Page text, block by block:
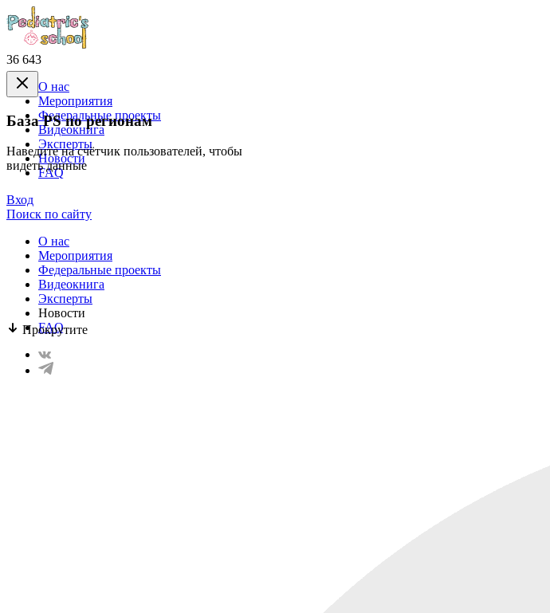
36 643
База PS по регионам
Наведите на счётчик пользователей, чтобы
видеть данные
Прокрутите
О нас
Mероприятия
Федеральные проекты
Видеокнига
Эксперты
Новости
FAQ
Вход
Поиск по сайту
О нас
Mероприятия
Федеральные проекты
Видеокнига
Эксперты
Новости
FAQ